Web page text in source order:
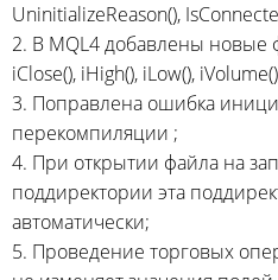
UninitializeReason(),
2. В MQL4 добавлены новые
iClose(), iHigh(), iLow(),
3. Поправлена ошибка
перекомпиляции ;
4. При открытии файла на
поддиректории эта
автоматически;
5. Проведение торговых